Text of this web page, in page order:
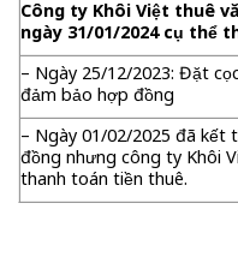
Công ty Khôi Việt thuê
ngày 31/01/2024 cụ thể
– Ngày 25/12/2023: Đặt
đảm bảo hợp đồng
– Ngày 01/02/2025 đã kết
đồng nhưng công ty Khôi
thanh toán tiền thuê.